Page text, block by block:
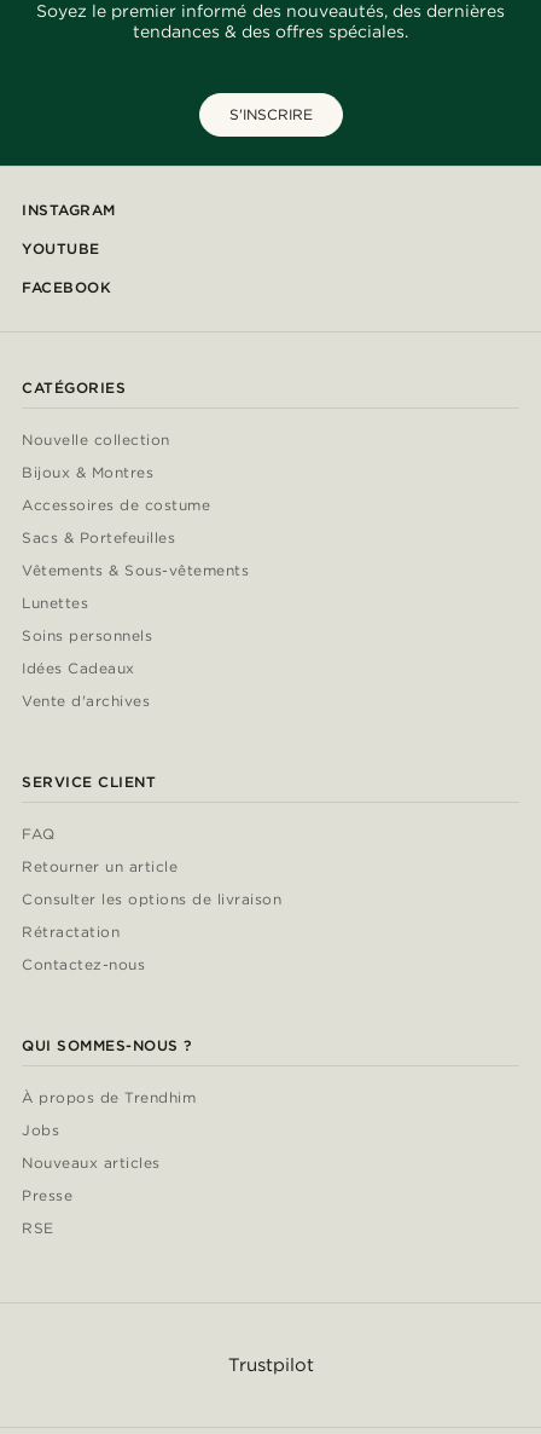
Soyez le premier informé des nouveautés, des dernières
tendances & des offres spéciales.
S'INSCRIRE
INSTAGRAM
YOUTUBE
FACEBOOK
CATÉGORIES
Nouvelle collection
Bijoux & Montres
Accessoires de costume
Sacs & Portefeuilles
Vêtements & Sous-vêtements
Lunettes
Soins personnels
Idées Cadeaux
Vente d'archives
SERVICE CLIENT
FAQ
Retourner un article
Consulter les options de livraison
Rétractation
Contactez-nous
QUI SOMMES-NOUS ?
À propos de Trendhim
Jobs
Nouveaux articles
Presse
RSE
Trustpilot